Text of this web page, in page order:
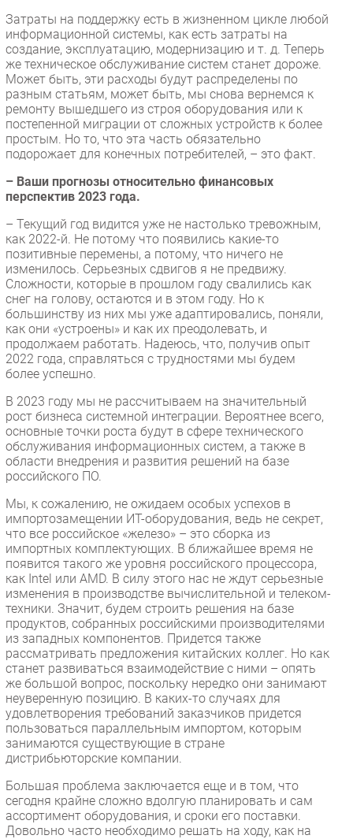
Затраты на поддержку есть в жизненном цикле любой
информационной системы, как есть затраты на
создание, эксплуатацию, модернизацию и т. д. Теперь
же техническое обслуживание систем станет дороже.
Может быть, эти расходы будут распределены по
разным статьям, может быть, мы снова вернемся к
ремонту вышедшего из строя оборудования или к
постепенной миграции от сложных устройств к более
простым. Но то, что эта часть обязательно
подорожает для конечных потребителей, – это факт.
– Ваши прогнозы относительно финансовых
перспектив 2023 года.
– Текущий год видится уже не настолько тревожным,
как 2022-й. Не потому что появились какие-то
позитивные перемены, а потому, что ничего не
изменилось. Серьезных сдвигов я не предвижу.
Сложности, которые в прошлом году свалились как
снег на голову, остаются и в этом году. Но к
большинству из них мы уже адаптировались, поняли,
как они «устроены» и как их преодолевать, и
продолжаем работать. Надеюсь, что, получив опыт
2022 года, справляться с трудностями мы будем
более успешно.
В 2023 году мы не рассчитываем на значительный
рост бизнеса системной интеграции. Вероятнее всего,
основные точки роста будут в сфере технического
обслуживания информационных систем, а также в
области внедрения и развития решений на базе
российского ПО.
Мы, к сожалению, не ожидаем особых успехов в
импортозамещении ИТ-оборудования, ведь не секрет,
что все российское «железо» – это сборка из
импортных комплектующих. В ближайшее время не
появится такого же уровня российского процессора,
как Intel или AMD. В силу этого нас не ждут серьезные
изменения в производстве вычислительной и телеком-
техники. Значит, будем строить решения на базе
продуктов, собранных российскими производителями
из западных компонентов. Придется также
рассматривать предложения китайских коллег. Но как
станет развиваться взаимодействие с ними – опять
же большой вопрос, поскольку нередко они занимают
неуверенную позицию. В каких-то случаях для
удовлетворения требований заказчиков придется
пользоваться параллельным импортом, которым
занимаются существующие в стране
дистрибьюторские компании.
Большая проблема заключается еще и в том, что
сегодня крайне сложно вдолгую планировать и сам
ассортимент оборудования, и сроки его поставки.
Довольно часто необходимо решать на ходу, как на